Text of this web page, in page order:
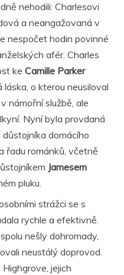
nehodili: Charlesovi
a neangažovaná v
nespočet hodin povinné
afér. Charles
ke Camille Parker
o kterou neusiloval
námořní službě, ale
Nyní byla provdaná
důstojníka domácího
řadu románků, včetně
Jamesem
pluku.
strážci se s
rychle a efektivně.
nešly dohromady,
neustálý doprovod.
jejich